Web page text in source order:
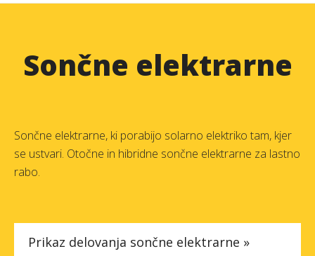
Solarni akumulatorji
Zaščita, kabli, konektorji
Faq
Spletna trgovina »
Sončne elektrarne
Sončne elektrarne, ki porabijo solarno elektriko tam, kjer
se ustvari. Otočne in hibridne sončne elektrarne za lastno
rabo.
Prikaz delovanja sončne elektrarne »